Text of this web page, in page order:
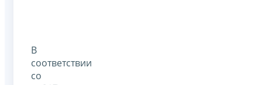
В
соответствии
со